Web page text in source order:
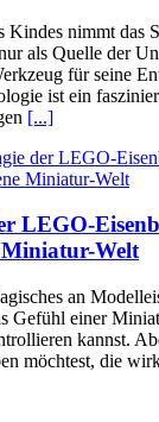
Kindes nimmt das
als Quelle der
für seine
ist ein
[...]
LEGO-
Miniatur-Welt
an
Gefühl einer
kannst.
möchtest, die